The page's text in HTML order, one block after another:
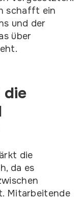
schafft ein
und der
über
die
da es
Mitarbeitende